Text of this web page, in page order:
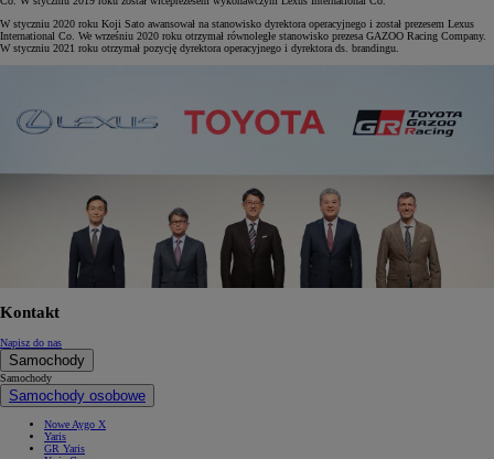
W styczniu 2020 roku Koji Sato awansował na stanowisko dyrektora operacyjnego i został prezesem Lexus
International Co. We wrześniu 2020 roku otrzymał równoległe stanowisko prezesa GAZOO Racing Company.
W styczniu 2021 roku otrzymał pozycję dyrektora operacyjnego i dyrektora ds. brandingu.
Kontakt
Napisz do nas
Samochody
Samochody
Samochody osobowe
Nowe Aygo X
Yaris
GR Yaris